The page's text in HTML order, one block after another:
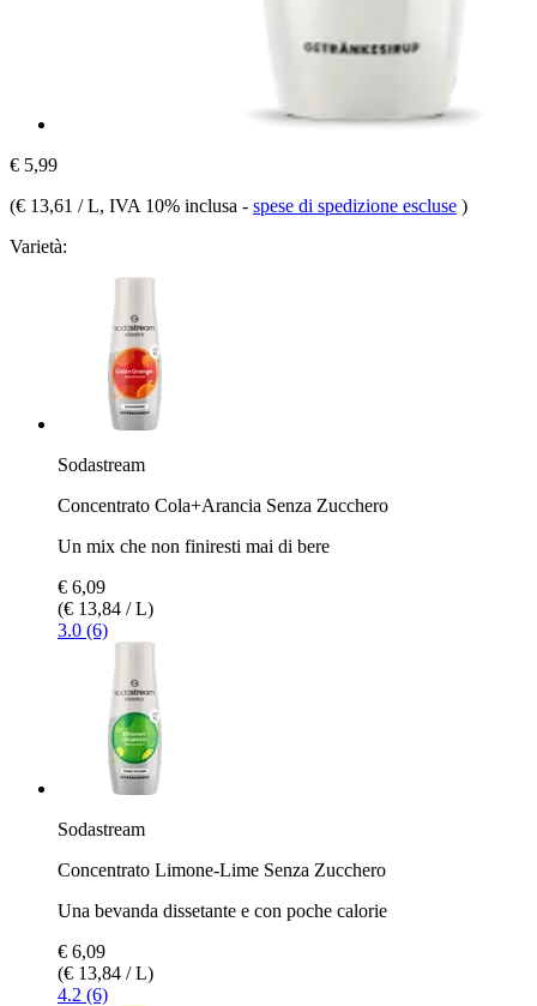
€ 5,99
(€ 13,61 / L, IVA 10% inclusa - spese di spedizione escluse )
Varietà:
Sodastream
Concentrato Cola+Arancia Senza Zucchero
Un mix che non finiresti mai di bere
€ 6,09
(€ 13,84 / L)
3.0 (6)
Sodastream
Concentrato Limone-Lime Senza Zucchero
Una bevanda dissetante e con poche calorie
€ 6,09
(€ 13,84 / L)
4.2 (6)